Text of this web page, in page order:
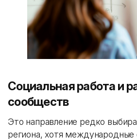
Социальная работа и
сообществ
Это направление редко
региона, хотя международные